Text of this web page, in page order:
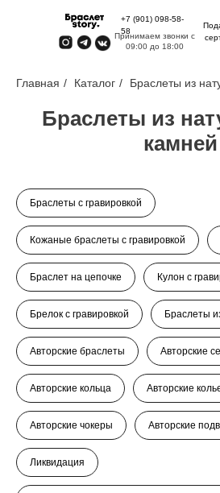
Принимаем звонки с
09:00 до 18:00
+7 (901) 098-58-
58
Главная / Каталог / Браслеты из
Браслеты из
камней
Браслеты с гравировкой
Кожаные браслеты с гравировкой
Браслет на цепочке Кулон с
Брелок с гравировкой Браслеты
Авторские браслеты Авторские
Авторские кольца Авторские
Авторские чокеры Авторские
Ликвидация